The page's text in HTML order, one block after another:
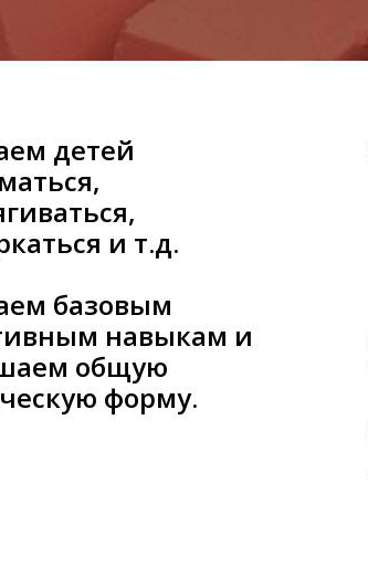
детей
и т.д.
базовым
навыкам и
общую
форму.